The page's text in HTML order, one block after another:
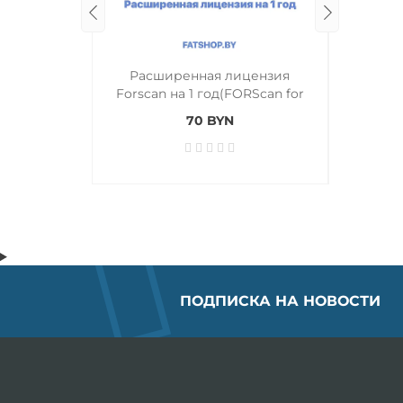
Расширенная лицензия
Forscan на 1 год(FORScan for
License)
70 BYN
ПОДПИСКА НА НОВОСТИ